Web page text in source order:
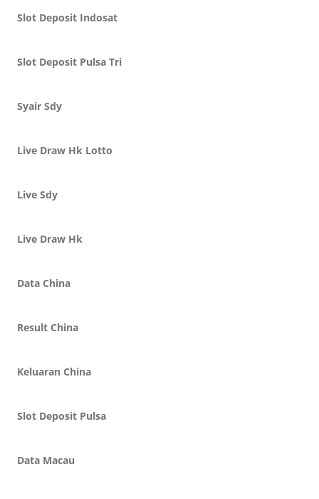
Slot Deposit Indosat
Slot Deposit Pulsa Tri
Syair Sdy
Live Draw Hk Lotto
Live Sdy
Live Draw Hk
Data China
Result China
Keluaran China
Slot Deposit Pulsa
Data Macau